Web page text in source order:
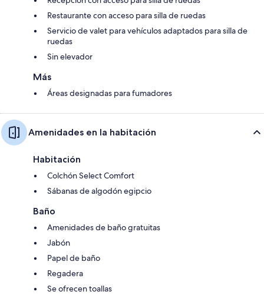
Restaurante con acceso para silla de ruedas
Servicio de valet para vehículos adaptados para silla de
ruedas
Sin elevador
Más
Áreas designadas para fumadores
Amenidades en la habitación
Habitación
Colchón Select Comfort
Sábanas de algodón egipcio
Baño
Amenidades de baño gratuitas
Jabón
Papel de baño
Regadera
Se ofrecen toallas